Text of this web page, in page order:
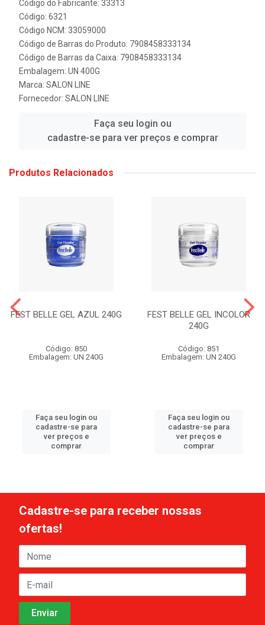
Código do Fabricante: 33313
Código: 6321
Código NCM: 33059000
Código de Barras do Produto: 7908458333134
Código de Barras da Caixa: 7908458333134
Embalagem: UN 400G
Marca: SALON LINE
Fornecedor: SALON LINE
Faça seu login ou
cadastre-se para ver preços e comprar
Produtos Relacionados
FEST BELLE GEL AZUL 240G
Código: 850
Embalagem: UN 240G
Faça seu login ou
cadastre-se para
ver preços e
comprar
FEST BELLE GEL INCOLOR
240G
Código: 851
Embalagem: UN 240G
Faça seu login ou
cadastre-se para
ver preços e
comprar
Cadastre-se para receber nossas
ofertas!